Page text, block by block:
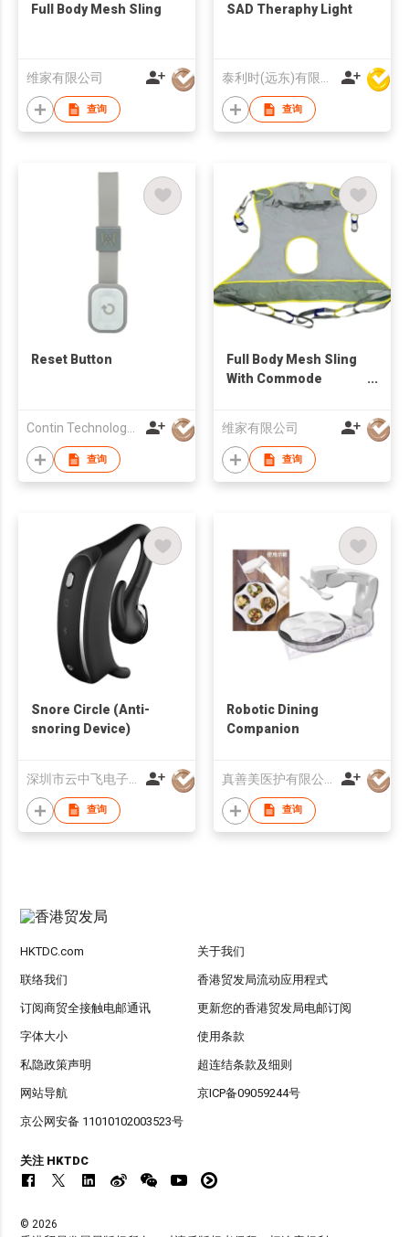
Full Body Mesh Sling
维家有限公司
查询
SAD Theraphy Light
查询
Reset Button
Contin Technology Ltd
查询
Full Body Mesh Sling
With Commode
维家有限公司
查询
Snore Circle (Anti-
snoring Device)
查询
Robotic Dining
Companion
查询
HKTDC.com 关于我们
联络我们 香港贸发局流动应用程式
订阅商贸全接触电邮通讯 更新您的香港贸发局电邮订阅
字体大小 使用条款
私隐政策声明 超连结条款及细则
网站导航 京ICP备09059244号
京公网安备 11010102003523号
关注 HKTDC
© 2026